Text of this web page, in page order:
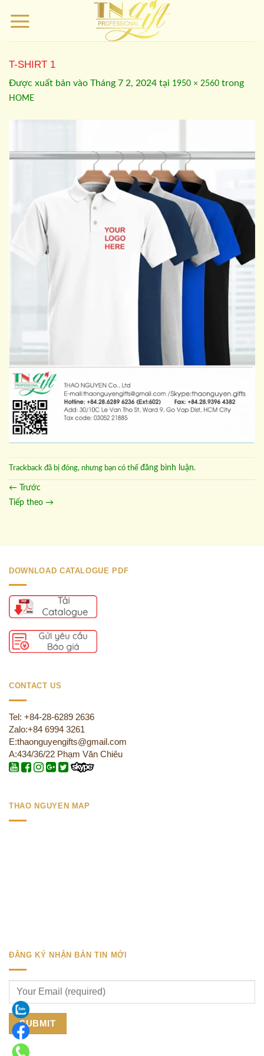
qua
T-SHIRT 1
Được xuất bản vào Tháng 7 2, 2024 tại 1950 × 2560 trong
HOME
Trackback đã bị đóng, nhưng bạn có thể đăng bình luận.
← Trước
Tiếp theo →
DOWNLOAD CATALOGUE PDF
CONTACT US
Tel: +84-28-6289 2636
Zalo:+84 6994 3261
E:thaonguyengifts@gmail.com
A:434/36/22 Phạm Văn Chiêu
THAO NGUYEN MAP
ĐĂNG KÝ NHẬN BẢN TIN MỚI